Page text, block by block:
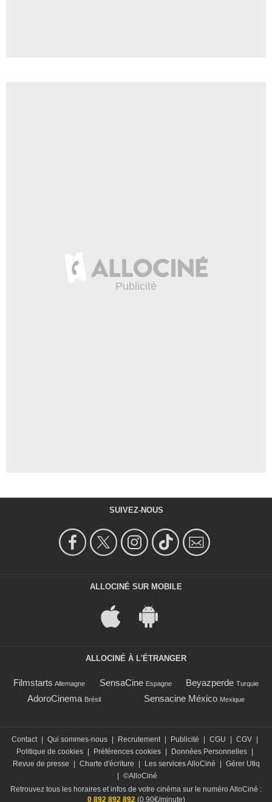
SUIVEZ-NOUS
ALLOCINÉ SUR MOBILE
ALLOCINÉ À L'ÉTRANGER
Filmstarts Allemagne SensaCine Espagne Beyazperde Turquie
AdoroCinema Brésil Sensacine México Mexique
Contact Qui sommes-nous Recrutement Publicité CGU CGV
Politique de cookies
Préférences cookies Données Personnelles
Revue de presse
Charte d'écriture Les services AlloCiné
Gérer Utiq
©AlloCiné
Retrouvez tous les horaires et infos de votre cinéma sur le numéro AlloCiné :
0 892 892 892(0,90€/minute)